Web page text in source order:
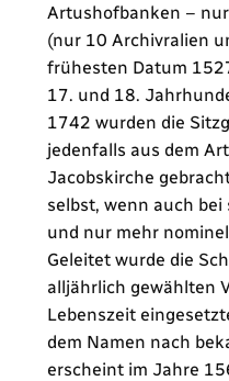
Artushofbanken –
(nur 10 Archivralien
frühesten Datum
17. und 18.
1742 wurden die
jedenfalls aus dem
Jacobskirche
selbst, wenn auch
und nur mehr
Geleitet wurde die
alljährlich gewählten
Lebenszeit
dem Namen nach
erscheint im Jahre